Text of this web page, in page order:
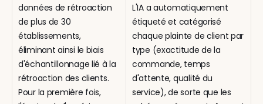
données de rétroaction
de plus de 30
établissements,
éliminant ainsi le biais
d'échantillonnage lié à la
rétroaction des clients.
Pour la première fois,
L'IA a automatiquement
étiqueté et catégorisé
chaque plainte de client par
type (exactitude de la
commande, temps
d'attente, qualité du
service), de sorte que les